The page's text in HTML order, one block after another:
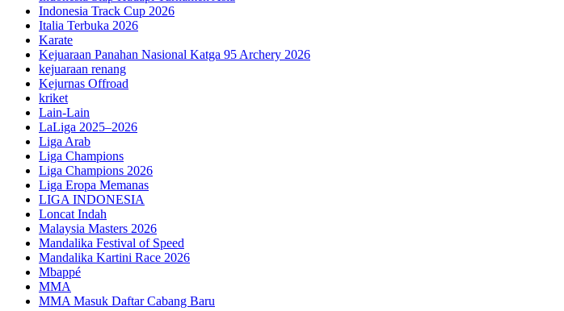
Indonesia Track Cup 2026
Italia Terbuka 2026
Karate
Kejuaraan Panahan Nasional Katga 95 Archery 2026
kejuaraan renang
Kejurnas Offroad
kriket
Lain-Lain
LaLiga 2025–2026
Liga Arab
Liga Champions
Liga Champions 2026
Liga Eropa Memanas
LIGA INDONESIA
Loncat Indah
Malaysia Masters 2026
Mandalika Festival of Speed
Mandalika Kartini Race 2026
Mbappé
MMA
MMA Masuk Daftar Cabang Baru